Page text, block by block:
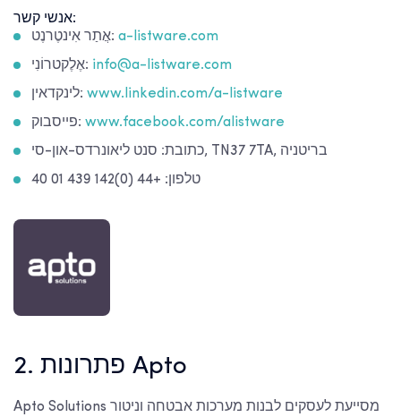
אנשי קשר:
אֲתַר אִינטֶרנֶט: a-listware.com
אֶלֶקטרוֹנִי: info@a-listware.com
לינקדאין: www.linkedin.com/a-listware
פייסבוק: www.facebook.com/alistware
כתובת: סנט ליאונרדס-און-סי, TN37 7TA, בריטניה
טלפון: +44 (0)142 439 01 40
2. פתרונות Apto
Apto Solutions מסייעת לעסקים לבנות מערכות אבטחה וניטור